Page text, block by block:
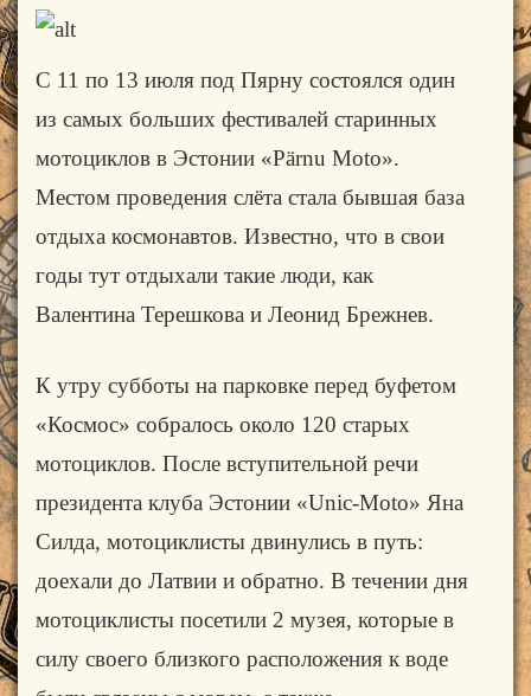
С 11 по 13 июля под Пярну состоялся один
из самых больших фестивалей старинных
мотоциклов в Эстонии «Pärnu Moto».
Местом проведения слёта стала бывшая база
отдыха космонавтов. Известно, что в свои
годы тут отдыхали такие люди, как
Валентина Терешкова и Леонид Брежнев.
К утру субботы на парковке перед буфетом
«Космос» собралось около 120 старых
мотоциклов. После вступительной речи
президента клуба Эстонии «Unic-Moto» Яна
Силда, мотоциклисты двинулись в путь:
доехали до Латвии и обратно. В течении дня
мотоциклисты посетили 2 музея, которые в
силу своего близкого расположения к воде